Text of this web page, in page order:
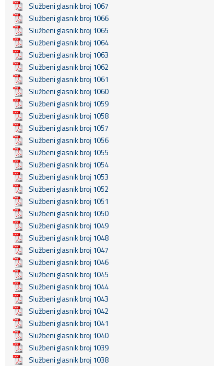
Službeni glasnik broj 1067
Službeni glasnik broj 1066
Službeni glasnik broj 1065
Službeni glasnik broj 1064
Službeni glasnik broj 1063
Službeni glasnik broj 1062
Službeni glasnik broj 1061
Službeni glasnik broj 1060
Službeni glasnik broj 1059
Službeni glasnik broj 1058
Službeni glasnik broj 1057
Službeni glasnik broj 1056
Službeni glasnik broj 1055
Službeni glasnik broj 1054
Službeni glasnik broj 1053
Službeni glasnik broj 1052
Službeni glasnik broj 1051
Službeni glasnik broj 1050
Službeni glasnik broj 1049
Službeni glasnik broj 1048
Službeni glasnik broj 1047
Službeni glasnik broj 1046
Službeni glasnik broj 1045
Službeni glasnik broj 1044
Službeni glasnik broj 1043
Službeni glasnik broj 1042
Službeni glasnik broj 1041
Službeni glasnik broj 1040
Službeni glasnik broj 1039
Službeni glasnik broj 1038